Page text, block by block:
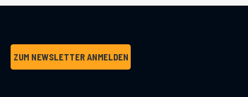
ZUM NEWSLETTER ANMELDEN